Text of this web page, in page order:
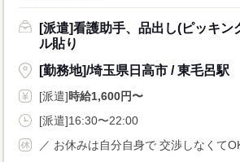
[派遣]看護助手、品出し(ピッキン
ル貼り
[勤務地]/埼玉県日高市 / 東毛呂駅
[派遣]時給1,600円〜
[派遣]16:30〜22:00